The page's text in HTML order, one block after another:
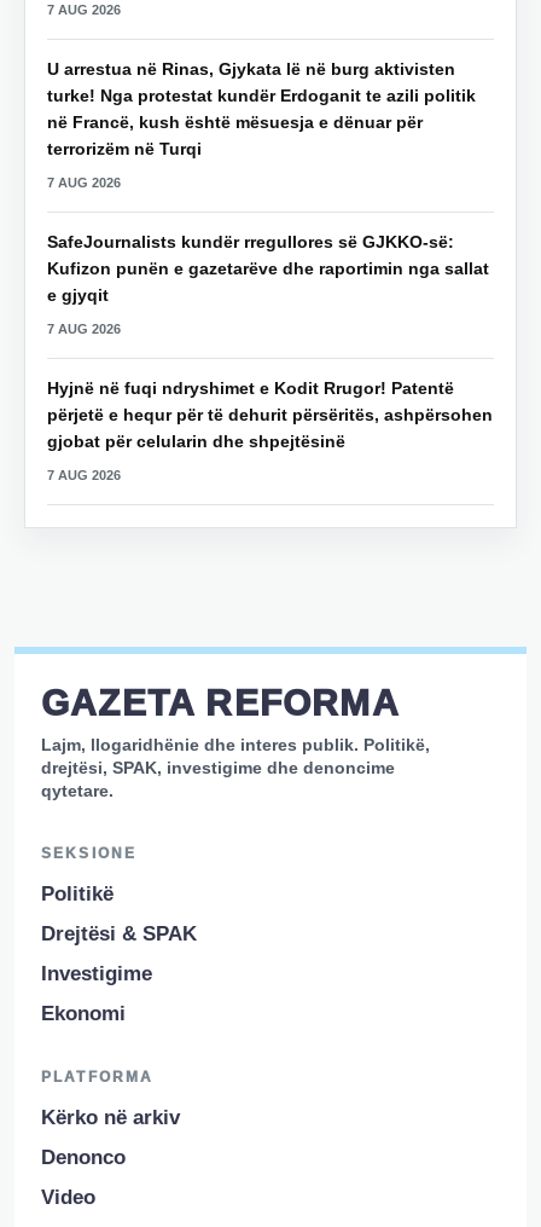
7 AUG 2026
U arrestua në Rinas, Gjykata lë në burg aktivisten
turke! Nga protestat kundër Erdoganit te azili politik
në Francë, kush është mësuesja e dënuar për
terrorizëm në Turqi
7 AUG 2026
SafeJournalists kundër rregullores së GJKKO-së:
Kufizon punën e gazetarëve dhe raportimin nga sallat
e gjyqit
7 AUG 2026
Hyjnë në fuqi ndryshimet e Kodit Rrugor! Patentë
përjetë e hequr për të dehurit përsëritës, ashpërsohen
gjobat për celularin dhe shpejtësinë
7 AUG 2026
GAZETA REFORMA
Lajm, llogaridhënie dhe interes publik. Politikë,
drejtësi, SPAK, investigime dhe denoncime
qytetare.
SEKSIONE
Politikë
Drejtësi & SPAK
Investigime
Ekonomi
PLATFORMA
Kërko në arkiv
Denonco
Video